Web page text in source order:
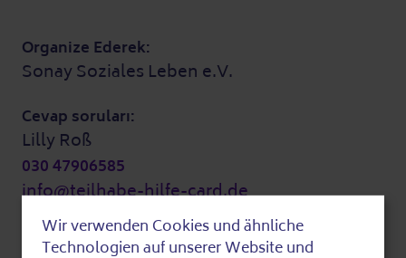
Organize Ederek:
Sonay Soziales Leben e.V.
Cevap soruları:
Lilly Roß
030 47906585
info@teilhabe-hilfe-card.de
Daha fazla bilgi
Wir verwenden Cookies und ähnliche
Technologien auf unserer Website und